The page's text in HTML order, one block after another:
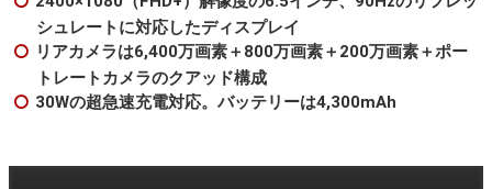
シュレートに対応したディスプレイ
リアカメラは6,400万画素＋800万画素＋200万画素＋ポー
トレートカメラのクアッド構成
30Wの超急速充電対応。バッテリーは4,300mAh